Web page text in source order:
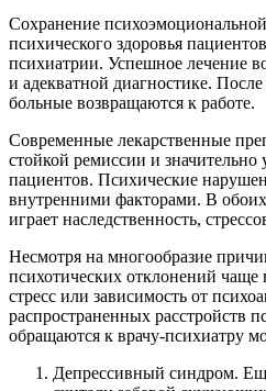
Сохранение
психического здоровья
психиатрии. Успешное лечение
и адекватной диагностике.
больные возвращаются к работе.
Современные лекарственные
стойкой ремиссии и значительно
пациентов. Психические
внутренними факторами. В
играет наследственность,
Несмотря на многообразие
психотических отклонений чаще
стресс или зависимость от
распространенных расстройств
обращаются к врачу-психиатру
Депрессивный синдром.